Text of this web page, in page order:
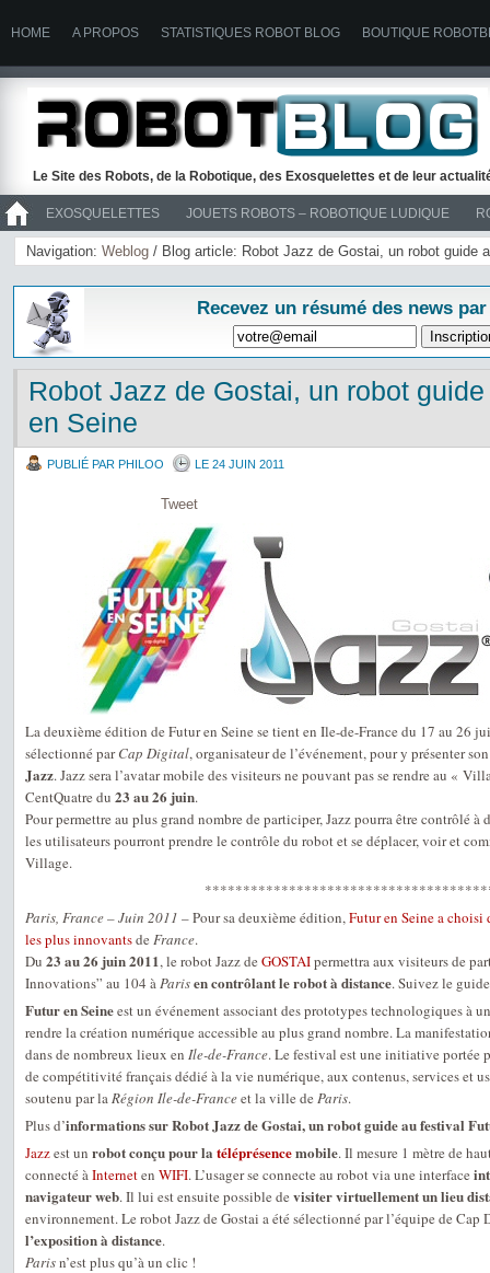
HOME A PROPOS STATISTIQUES ROBOT BLOG BOUTIQUE
Le Site des Robots, de la Robotique, des Exosquelettes et de leur
EXOSQUELETTES JOUETS ROBOTS – ROBOTIQUE LUDIQUE
>> ROBOTS
Navigation: Weblog / Blog article: Robot Jazz de Gostai, un robot guide
Recevez un résumé des news
Robot Jazz de Gostai, un robot
en Seine
PUBLIÉ PAR PHILOO LE 24 JUIN 2011
Tweet
La deuxième édition de Futur en Seine se tient en Ile-de-France du 17 au 26
sélectionné parCap Digital, organisateur de l’événement, pour y présenter
Jazz. Jazz sera l’avatar mobile des visiteurs ne pouvant pas se rendre au «
CentQuatre du 23 au 26 juin.
Pour permettre au plus grand nombre de participer, Jazz pourra être contrôlé
les utilisateurs pourront prendre le contrôle du robot et se déplacer, voir et
Village.
Paris, France – Juin 2011 – Pour sa deuxième édition,Futur en Seine a choisi
les plus innovantsde France.
Du 23 au 26 juin 2011, le robot Jazz de GOSTAIpermettra aux visiteurs de
Innovations” au 104 àParisen contrôlant le robot à distance. Suivez le
Futur en Seineest un événement associant des prototypes technologiques à
rendre la création numérique accessible au plus grand nombre. La
dans de nombreux lieux en Ile-de-France. Le festival est une initiative portée
de compétitivité français dédié à la vie numérique, aux contenus, services et
soutenu par laRégion Ile-de-Franceet la ville de Paris.
Plus d’informations sur Robot Jazz de Gostai, un robot guide au festival
Jazzest un robot conçu pour la téléprésencemobile. Il mesure 1 mètre de
connecté àInterneten WIFI. L’usager se connecte au robot via une interface
navigateur web. Il lui est ensuite possible de visiter virtuellement un lieu
environnement. Le robot Jazz de Gostai a été sélectionné par l’équipe de
l’exposition à distance.
Parisn’est plus qu’à un clic !